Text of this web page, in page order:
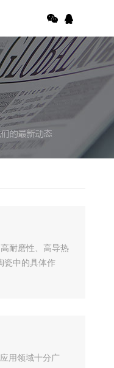
耐磨性、高导热
瓷中的具体作
用领域十分广